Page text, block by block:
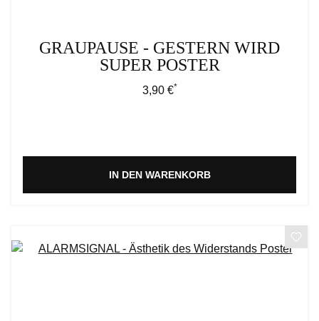
GRAUPAUSE - GESTERN WIRD
SUPER POSTER
Regulärer Preis:
3,90 €*
IN DEN WARENKORB